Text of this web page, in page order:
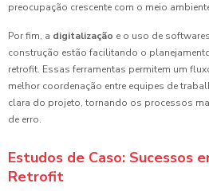
preocupação crescente com o meio
Por fim, a digitalização e o uso de
construção estão facilitando o
retrofit. Essas ferramentas permitem um
melhor coordenação entre equipes de
clara do projeto, tornando os processos
de erro.
Estudos de Caso: Sucessos
Retrofit